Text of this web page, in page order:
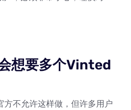
想要多个Vinted
不允许这样做，但许多用户